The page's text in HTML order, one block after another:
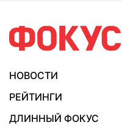
НОВОСТИ
РЕЙТИНГИ
ДЛИННЫЙ ФОКУС